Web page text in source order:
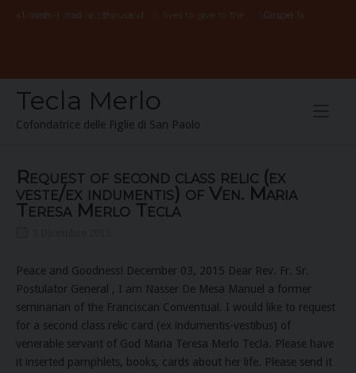
«IVorrei
wish
avereI had
mille avitethousand
per lives to give to the Gospel
Vangelo
!»
Tecla Merlo
Cofondatrice delle Figlie di San Paolo
Request of second class relic (ex
veste/ex indumentis) of Ven. Maria
Teresa Merlo Tecla
Peace and Goodness! December 03, 2015 Dear Rev. Fr. Sr.
Postulator General , I am Nasser De Mesa Manuel a former
seminarian of the Franciscan Conventual. I would like to request
for a second class relic card (ex indumentis-vestibus) of
venerable servant of God Maria Teresa Merlo Tecla. Please have
it inserted pamphlets, books, cards about her life. Please send it